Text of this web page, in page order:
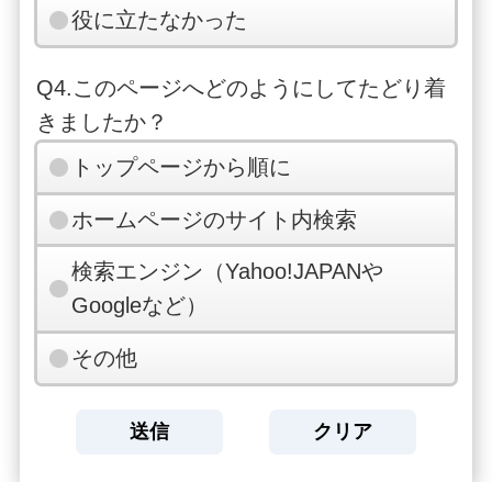
役に立たなかった
Q4.このページへどのようにしてたどり着
きましたか？
トップページから順に
ホームページのサイト内検索
検索エンジン（Yahoo!JAPANや
Googleなど）
その他